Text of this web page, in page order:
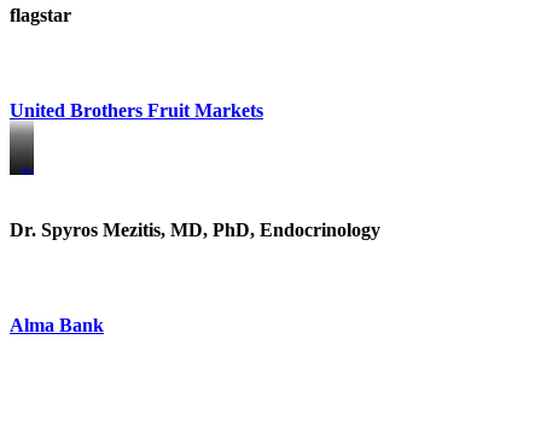
flagstar
United Brothers Fruit Markets
https://www.unitedbrothersfruitmarkets.com/
https://www.unitedbrothersfruitmarkets.com/
Dr. Spyros Mezitis, MD, PhD, Endocrinology
Alma Bank